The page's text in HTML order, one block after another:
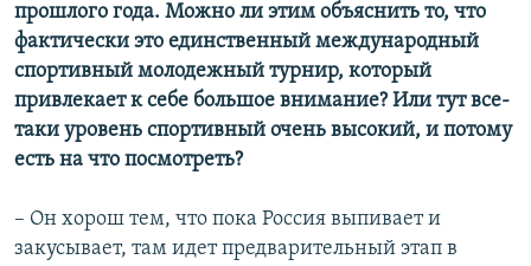
прошлого года. Можно ли этим объяснить то, что
фактически это единственный международный
спортивный молодежный турнир, который
привлекает к себе большое внимание? Или тут все-
таки уровень спортивный очень высокий, и потому
есть на что посмотреть?
– Он хорош тем, что пока Россия выпивает и
закусывает, там идет предварительный этап в